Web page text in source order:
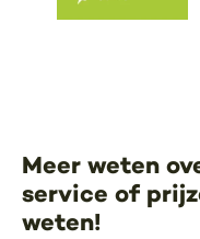
Meer weten
service of
weten!